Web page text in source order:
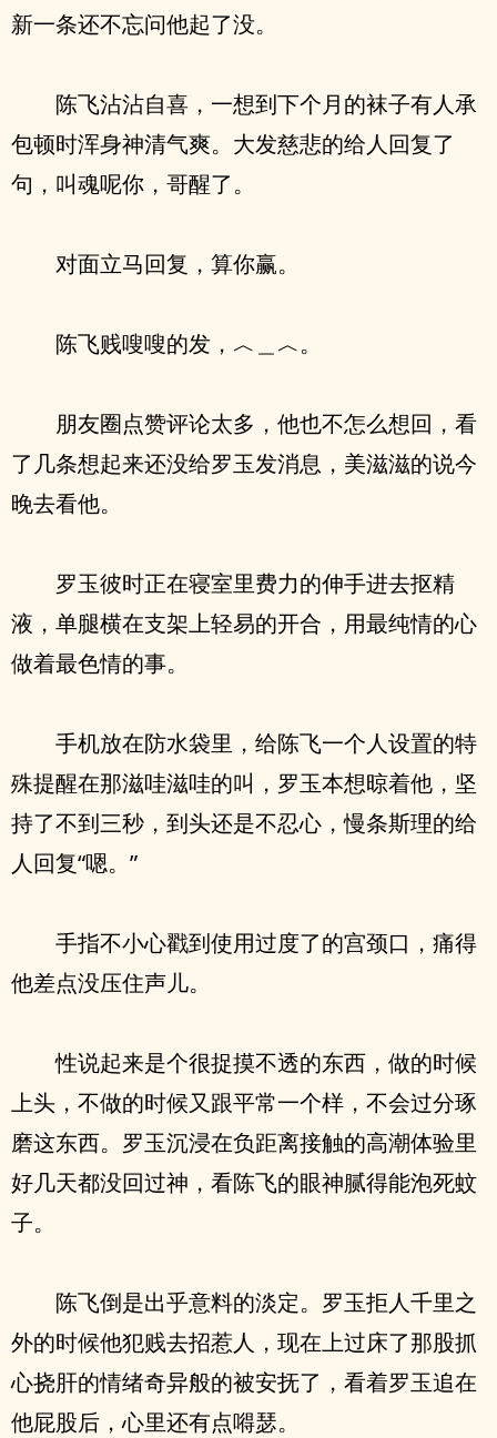
新一条还不忘问他起了没。
陈飞沾沾自喜，一想到下个月的袜子有人承
包顿时浑身神清气爽。大发慈悲的给人回复了
句，叫魂呢你，哥醒了。
对面立马回复，算你赢。
陈飞贱嗖嗖的发，︿＿︿。
朋友圈点赞评论太多，他也不怎么想回，看
了几条想起来还没给罗玉发消息，美滋滋的说今
晚去看他。
罗玉彼时正在寝室里费力的伸手进去抠精
液，单腿横在支架上轻易的开合，用最纯情的心
做着最色情的事。
手机放在防水袋里，给陈飞一个人设置的特
殊提醒在那滋哇滋哇的叫，罗玉本想晾着他，坚
持了不到三秒，到头还是不忍心，慢条斯理的给
人回复“嗯。”
手指不小心戳到使用过度了的宫颈口，痛得
他差点没压住声儿。
性说起来是个很捉摸不透的东西，做的时候
上头，不做的时候又跟平常一个样，不会过分琢
磨这东西。罗玉沉浸在负距离接触的高潮体验里
好几天都没回过神，看陈飞的眼神腻得能泡死蚊
子。
陈飞倒是出乎意料的淡定。罗玉拒人千里之
外的时候他犯贱去招惹人，现在上过床了那股抓
心挠肝的情绪奇异般的被安抚了，看着罗玉追在
他屁股后，心里还有点嘚瑟。